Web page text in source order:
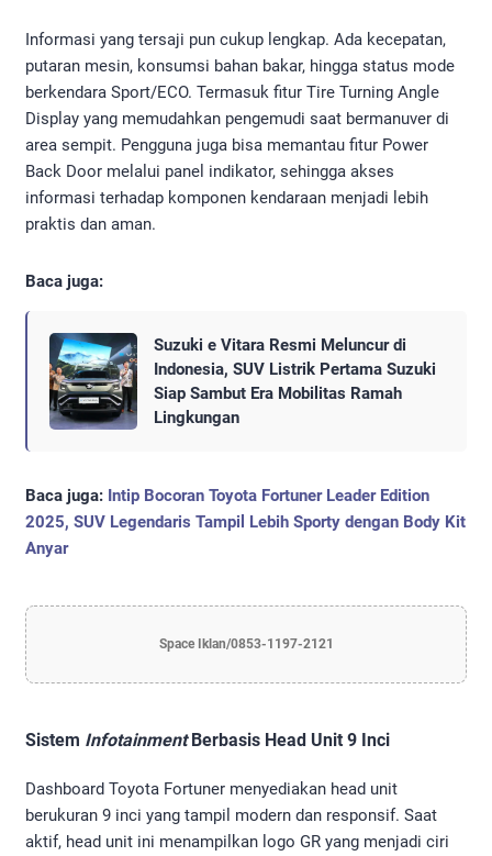
Informasi yang tersaji pun cukup lengkap. Ada kecepatan,
putaran mesin, konsumsi bahan bakar, hingga status mode
berkendara Sport/ECO. Termasuk fitur Tire Turning Angle
Display yang memudahkan pengemudi saat bermanuver di
area sempit. Pengguna juga bisa memantau fitur Power
Back Door melalui panel indikator, sehingga akses
informasi terhadap komponen kendaraan menjadi lebih
praktis dan aman.
Baca juga:
Suzuki e Vitara Resmi Meluncur di
Indonesia, SUV Listrik Pertama Suzuki
Siap Sambut Era Mobilitas Ramah
Lingkungan
Baca juga: Intip Bocoran Toyota Fortuner Leader Edition
2025, SUV Legendaris Tampil Lebih Sporty dengan Body Kit
Anyar
Space Iklan/0853-1197-2121
Sistem InfotainmentBerbasis Head Unit 9 Inci
Dashboard Toyota Fortuner menyediakan head unit
berukuran 9 inci yang tampil modern dan responsif. Saat
aktif, head unit ini menampilkan logo GR yang menjadi ciri